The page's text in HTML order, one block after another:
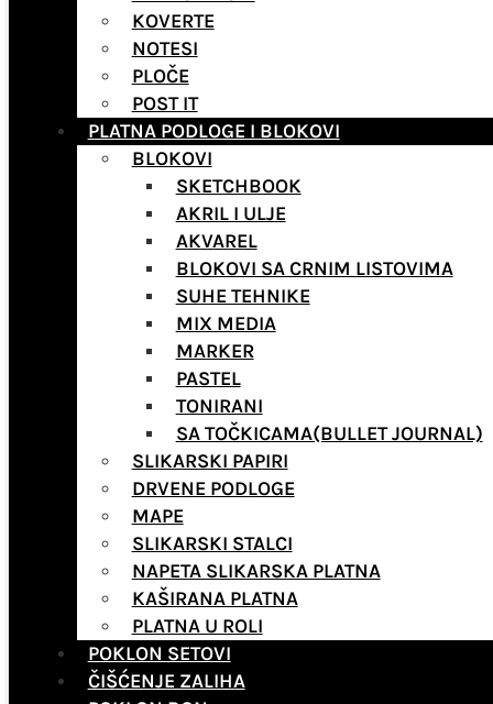
KOVERTE
NOTESI
PLOČE
POST IT
PLATNA PODLOGE I BLOKOVI
BLOKOVI
SKETCHBOOK
AKRIL I ULJE
AKVAREL
BLOKOVI SA CRNIM LISTOVIMA
SUHE TEHNIKE
MIX MEDIA
MARKER
PASTEL
TONIRANI
SA TOČKICAMA(BULLET JOURNAL)
SLIKARSKI PAPIRI
DRVENE PODLOGE
MAPE
SLIKARSKI STALCI
NAPETA SLIKARSKA PLATNA
KAŠIRANA PLATNA
PLATNA U ROLI
POKLON SETOVI
ČIŠĆENJE ZALIHA